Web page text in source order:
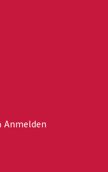
Anmelden